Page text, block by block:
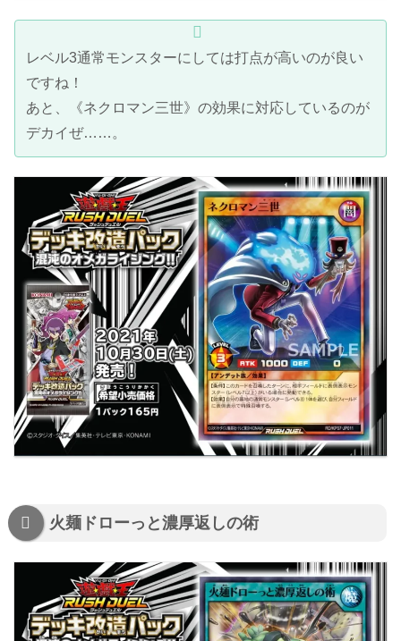
レベル3通常モンスターにしては打点が高いのが良い
ですね！
あと、《ネクロマン三世》の効果に対応しているのが
デカイぜ……。
火麺ドローっと濃厚返しの術